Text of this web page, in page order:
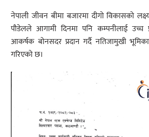
नेपाली जीवन बीमा बजारमा दीगो विकासको
पौडेलले आगामी दिनमा पनि कम्पनीलाई उच्च
आकर्षक बोनसदर प्रदान गर्दै नतिजामुखी
गरिएको छ।